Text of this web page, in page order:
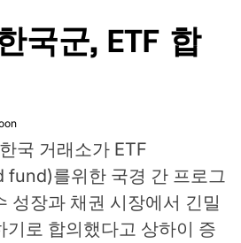
국군, ETF 합
국 거래소가 ETF
를위한 국경 간 프로그
성장과 채권 시장에서 긴밀
기로 합의했다고 상하이 증